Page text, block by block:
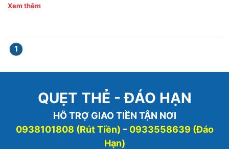
Xem thêm
1
QUẸT THẺ - ĐÁO HẠN
HỖ TRỢ GIAO TIỀN TẬN NƠI
0938101808 (Rút Tiền) – 0933558639 (Đáo
Hạn)